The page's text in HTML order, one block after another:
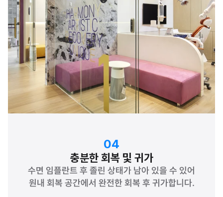
04
충분한 회복 및 귀가
수면 임플란트 후 졸린 상태가 남아 있을 수 있어
원내 회복 공간에서 완전한 회복 후 귀가합니다.